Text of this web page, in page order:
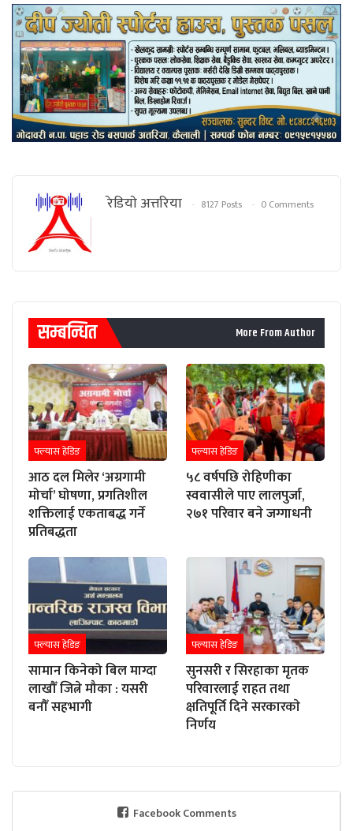
रेडियाे अत्तरिया 8127 Posts 0 Comments
सम्बन्धित More From Author
फ्ल्यास हेडिङ
आठ दल मिलेर ‘अग्रगामी
मोर्चा’ घोषणा, प्रगतिशील
शक्तिलाई एकताबद्ध गर्ने
प्रतिबद्धता
फ्ल्यास हेडिङ
५८ वर्षपछि रोहिणीका
स्ववासीले पाए लालपुर्जा,
२७१ परिवार बने जग्गाधनी
फ्ल्यास हेडिङ
सामान किनेको बिल माग्दा
लाखौँ जित्ने मौका : यसरी
बनौँ सहभागी
फ्ल्यास हेडिङ
सुनसरी र सिरहाका मृतक
परिवारलाई राहत तथा
क्षतिपूर्ति दिने सरकारकाे
निर्णय
Facebook Comments